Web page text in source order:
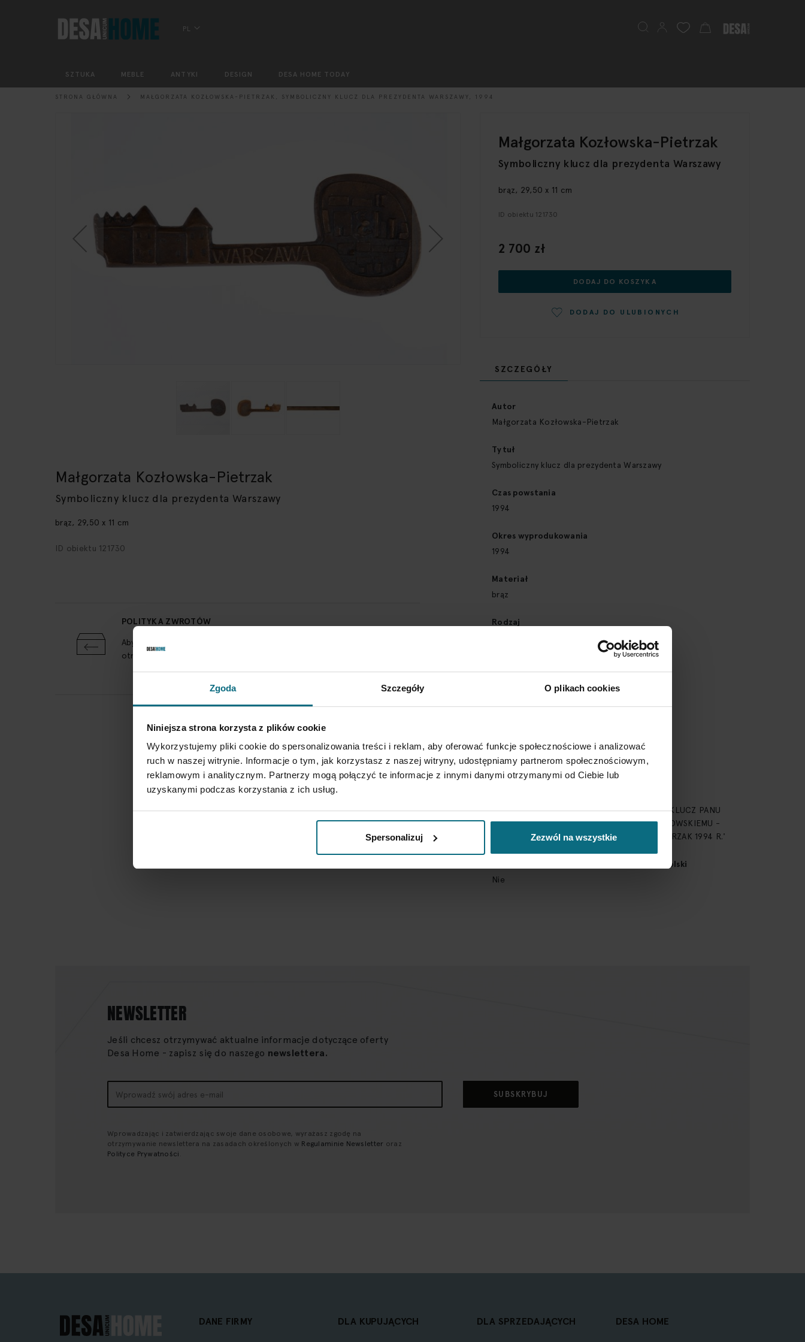
Zgoda Szczegóły O plikach cookies
Niniejsza strona korzysta z plików cookie
Wykorzystujemy pliki cookie do spersonalizowania treści i reklam, aby oferować funkcje społecznościowe i analizować
ruch w naszej witrynie. Informacje o tym, jak korzystasz z naszej witryny, udostępniamy partnerom społecznościowym,
reklamowym i analitycznym. Partnerzy mogą połączyć te informacje z innymi danymi otrzymanymi od Ciebie lub
uzyskanymi podczas korzystania z ich usług.
Spersonalizuj Zezwól na wszystkie
PL
Mój koszyk
Szukaj
SZTUKA MEBLE ANTYKI DESIGN DESA HOME TODAY
STRONA GŁÓWNA MAŁGORZATA KOZŁOWSKA-PIETRZAK, SYMBOLICZNY KLUCZ DLA PREZYDENTA WARSZAWY, 1994
galerii
Małgorzata Kozłowska-Pietrzak
Symboliczny klucz dla prezydenta Warszawy
brąz, 29,50 x 11 cm
ID obiektu 121730
POLITYKA ZWROTÓW
Aby zwrócić obiekt skontaktuj się z Biurem Obsługi w ciągu 3 dni od
otrzymania przesyłki
Małgorzata Kozłowska-Pietrzak
brąz, 29,50 x 11 cm
Symboliczny klucz dla prezydenta Warszawy
ID obiektu 121730
2 700 zł
DODAJ DO KOSZYKA
DODAJ DO ULUBIONYCH
SZCZEGÓŁY
informacji
Autor
Małgorzata Kozłowska-Pietrzak
Tytuł
Symboliczny klucz dla prezydenta Warszawy
Czas powstania
1994
Okres wyprodukowania
1994
Materiał
brąz
Rodzaj
Typ obiektu
Styl
design
dedykacja, sygnatura i datowanie: 'PIERWSZY KLUCZ PANU
PREZYDENTOWI DR STANISŁAWOWI WYGANOWSKIEMU -
AUTORKA - MAŁGORZATA KOZŁOWSKA-PIETRZAK 1994 R.'
Wymaga zezwolenia na wywóz za granicę Polski
Nie
NEWSLETTER
Jeśli chcesz otrzymywać aktualne informacje dotyczące oferty
Desa Home - zapisz się do naszego newslettera.
nasz
SUBSKRYBUJ
Wprowadzając i zatwierdzając swoje dane osobowe, wyrażasz zgodę na
otrzymywanie newslettera na zasadach określonych w Regulaminie Newsletter oraz
Polityce Prywatności
DANE FIRMY DLA KUPUJĄCYCH DLA SPRZEDAJĄCYCH DESA HOME